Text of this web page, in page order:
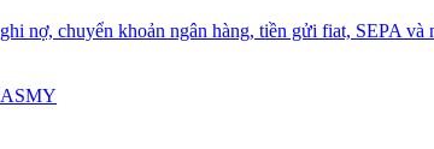
dịch, v.v.
nợ, chuyển khoản ngân hàng, tiền gửi fiat, SEPA và